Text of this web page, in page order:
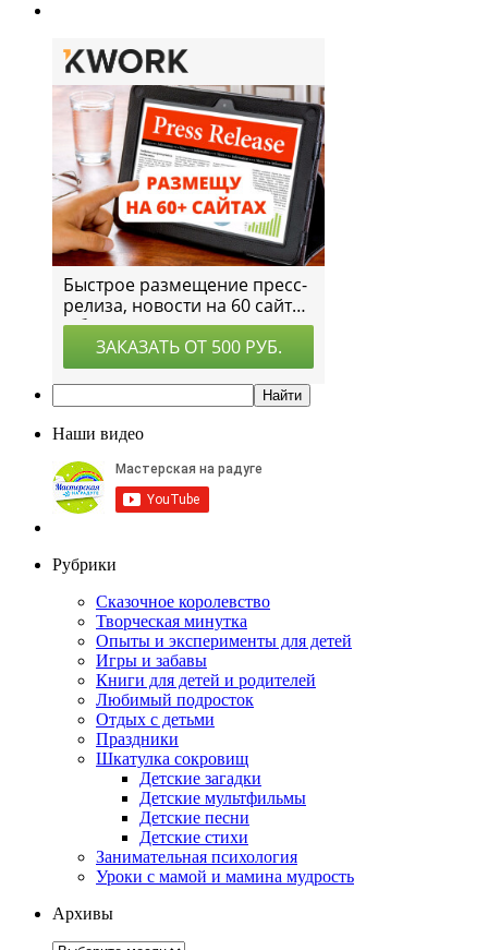
Наши видео
Рубрики
Сказочное королевство
Творческая минутка
Опыты и эксперименты для детей
Игры и забавы
Книги для детей и родителей
Любимый подросток
Отдых с детьми
Праздники
Шкатулка сокровищ
Детские загадки
Детские мультфильмы
Детские песни
Детские стихи
Занимательная психология
Уроки с мамой и мамина мудрость
Архивы